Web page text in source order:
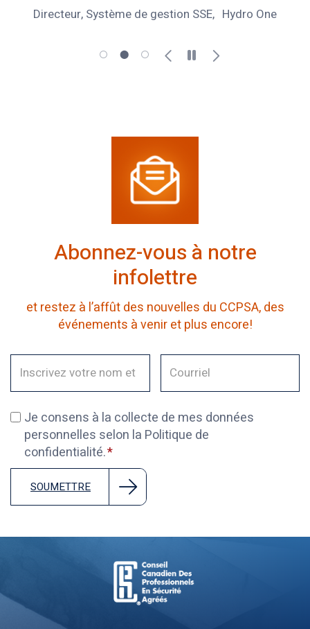
Directeur, Système de gestion SSE Hydro One
Abonnez-vous à notre
infolettre
et restez à l’affût des nouvelles du CCPSA, des
événements à venir et plus encore!
Je consens à la collecte de mes données
personnelles selon la Politique de
confidentialité.
SOUMETTRE